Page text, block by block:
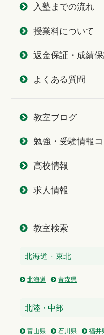
入塾までの流れ
授業料について
返金保証・成績
よくある質問
教室ブログ
勉強・受験情報
高校情報
求人情報
教室検索
北海道・東北
北海道 青森県
北陸・中部
富山県 石川県 福井